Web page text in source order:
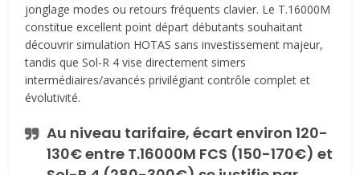
jonglage modes ou retours fréquents clavier. Le T.16000M
constitue excellent point départ débutants souhaitant
découvrir simulation HOTAS sans investissement majeur,
tandis que Sol-R 4 vise directement simers
intermédiaires/avancés privilégiant contrôle complet et
évolutivité.
Au niveau tarifaire, écart environ 120-
130€ entre T.16000M FCS (150-170€) et